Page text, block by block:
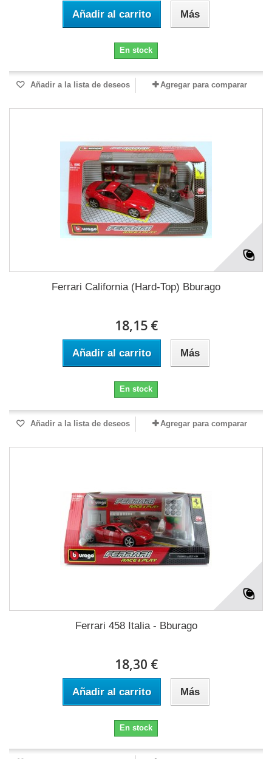
Añadir al carrito Más
En stock
Añadir a la lista de deseos Agregar para comparar
Ferrari California (Hard-Top) Bburago
18,15 €
Añadir al carrito Más
En stock
Añadir a la lista de deseos Agregar para comparar
Ferrari 458 Italia - Bburago
18,30 €
Añadir al carrito Más
En stock